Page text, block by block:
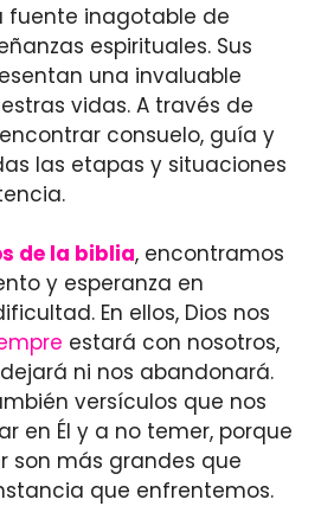
fuente inagotable de
espirituales. Sus
una invaluable
vidas. A través de
consuelo, guía y
las etapas y situaciones
de la biblia, encontramos
y esperanza en
En ellos, Dios nos
estará con nosotros,
ni nos abandonará.
versículos que nos
en Él y a no temer, porque
son más grandes que
que enfrentemos.